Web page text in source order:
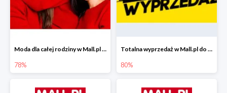
Moda dla całej rodziny w Mall.pl do -78%
78%
Totalna wyprzedaż w Mall.pl do -80%
80%